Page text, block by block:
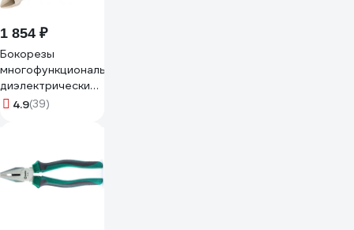
1 854 ₽
Бокорезы
многофункциональные
диэлектрические
206мм KRANZ KR-
4.9(39)